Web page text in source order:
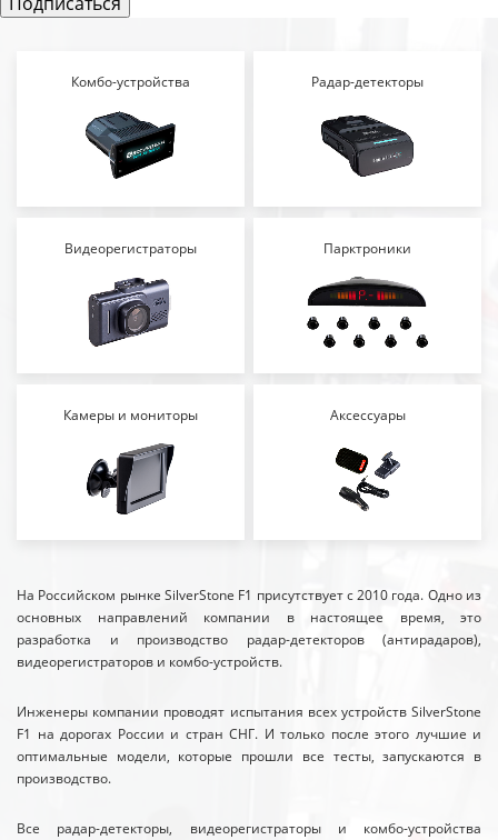
Комбо-устройства Радар-детекторы
Видеорегистраторы Парктроники
Камеры и мониторы Аксессуары
На Российском рынке SilverStone F1 присутствует с 2010 года. Одно из
основных направлений компании в настоящее время, это
разработка и производство радар-детекторов (антирадаров),
видеорегистраторов и комбо-устройств.
Инженеры компании проводят испытания всех устройств SilverStone
F1 на дорогах России и стран СНГ. И только после этого лучшие и
оптимальные модели, которые прошли все тесты, запускаются в
производство.
Все радар-детекторы, видеорегистраторы и комбо-устройства